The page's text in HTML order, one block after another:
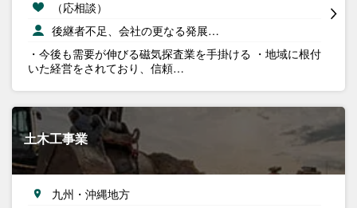
（応相談）
後継者不足、会社の更なる発展…
・今後も需要が伸びる磁気探査業を手掛ける ・地域に根付
いた経営をされており、信頼…
土木工事業
九州・沖縄地方